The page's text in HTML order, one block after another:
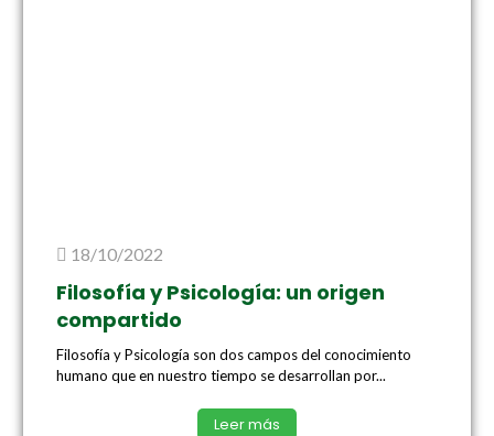
18/10/2022
Filosofía y Psicología: un origen
compartido
Filosofía y Psicología son dos campos del conocimiento
humano que en nuestro tiempo se desarrollan por...
Leer más